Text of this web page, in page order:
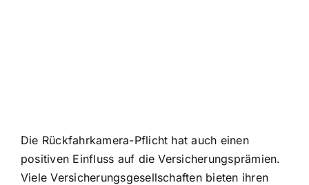
Die Rückfahrkamera-Pflicht hat auch einen
positiven Einfluss auf die Versicherungsprämien.
Viele Versicherungsgesellschaften bieten ihren